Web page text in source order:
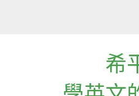
希